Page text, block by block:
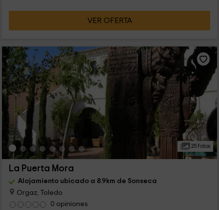
VER OFERTA
25 Fotos
La Puerta Mora
Alojamiento ubicado a 8.9km de Sonseca
Orgaz, Toledo
0 opiniones